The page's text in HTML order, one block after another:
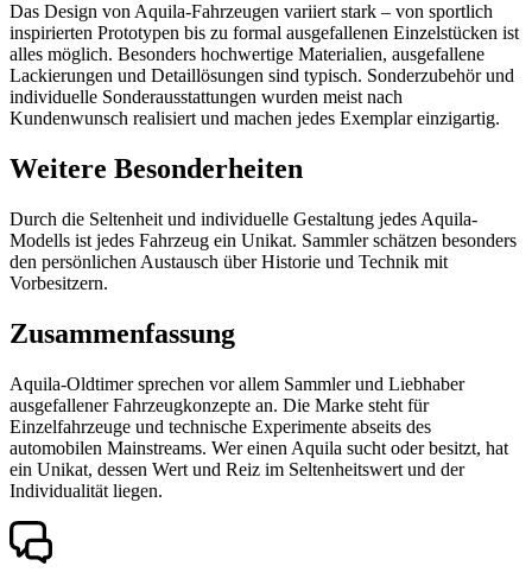
Das Design von Aquila-Fahrzeugen variiert stark – von sportlich
inspirierten Prototypen bis zu formal ausgefallenen Einzelstücken ist
alles möglich. Besonders hochwertige Materialien, ausgefallene
Lackierungen und Detaillösungen sind typisch. Sonderzubehör und
individuelle Sonderausstattungen wurden meist nach
Kundenwunsch realisiert und machen jedes Exemplar einzigartig.
Weitere Besonderheiten
Durch die Seltenheit und individuelle Gestaltung jedes Aquila-
Modells ist jedes Fahrzeug ein Unikat. Sammler schätzen besonders
den persönlichen Austausch über Historie und Technik mit
Vorbesitzern.
Zusammenfassung
Aquila-Oldtimer sprechen vor allem Sammler und Liebhaber
ausgefallener Fahrzeugkonzepte an. Die Marke steht für
Einzelfahrzeuge und technische Experimente abseits des
automobilen Mainstreams. Wer einen Aquila sucht oder besitzt, hat
ein Unikat, dessen Wert und Reiz im Seltenheitswert und der
Individualität liegen.